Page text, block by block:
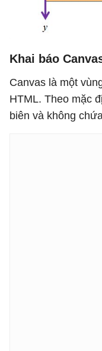
Khai báo
Canvas là một
HTML. Theo mặc
biên và không